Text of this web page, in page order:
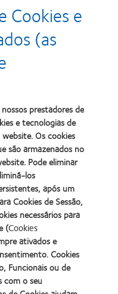
Cookies e
(as
prestadores de
e tecnologias de
Os cookies
são armazenados no
Pode eliminar
los
após um
Cookies de Sessão,
necessários para
(Cookies
ativados e
Cookies
Funcionais ou de
com o seu